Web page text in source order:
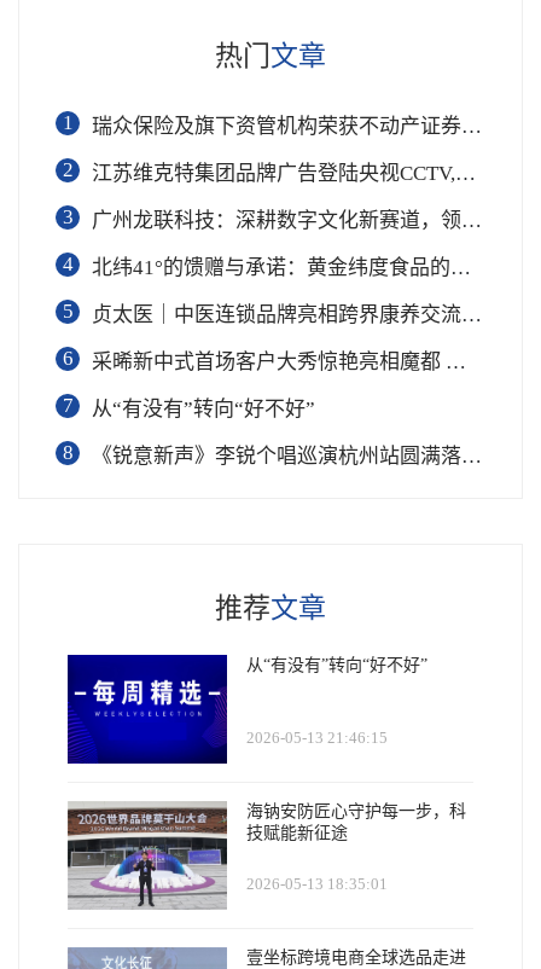
热门 文章
1
瑞众保险及旗下资管机构荣获不动产证券化REITs“年度最佳投资机构”奖
2
江苏维克特集团品牌广告登陆央视CCTV,战略签约仪式在杭州举行
3
广州龙联科技：深耕数字文化新赛道，领航去中心化数字经济新时代
4
北纬41°的馈赠与承诺：黄金纬度食品的品牌向上之路
5
贞太医｜中医连锁品牌亮相跨界康养交流会 以连锁模式激活社区民生新赛道
6
采晞新中式首场客户大秀惊艳亮相魔都 以东方衣韵致敬平凡女性绽放之美
7
从“有没有”转向“好不好”
8
《锐意新声》李锐个唱巡演杭州站圆满落幕 百校百星「AI星创计划」正式启动
推荐文章
从“有没有”转向“好不好”
2026-05-13 21:46:15
海钠安防匠心守护每一步，科
技赋能新征途
2026-05-13 18:35:01
壹坐标跨境电商全球选品走进